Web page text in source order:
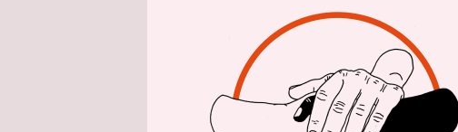
machen. Aber
Im Jahr 2014 hat